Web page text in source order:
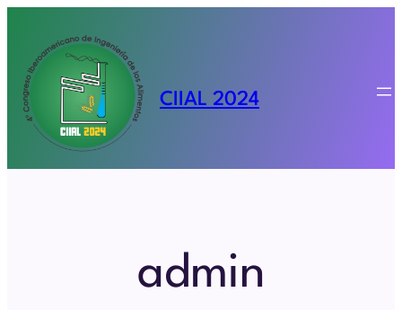
contenido
CIIAL 2024
admin